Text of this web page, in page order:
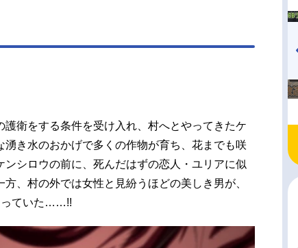
子ジャギ：高木渉トキ：...
衛をする条件を受け入れ、村へとやってきたケ
き水のおかげで多くの作物が育ち、花までも咲
シロウの前に、死んだはずの恋人・ユリアに似
、村の外では女性と見紛うほどの美しき男が、
っていた……!!